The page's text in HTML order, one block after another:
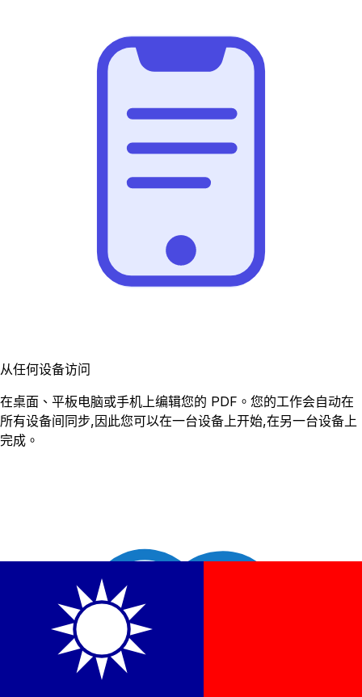
从任何设备访问
在桌面、平板电脑或手机上编辑您的 PDF。您的工作会自动在
所有设备间同步,因此您可以在一台设备上开始,在另一台设备上
完成。